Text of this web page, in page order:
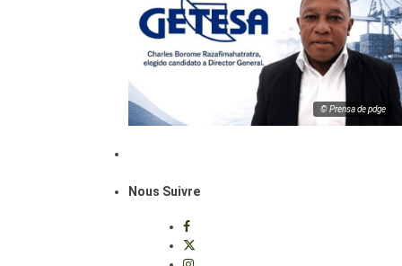
© Prensa de pdge
Nous Suivre